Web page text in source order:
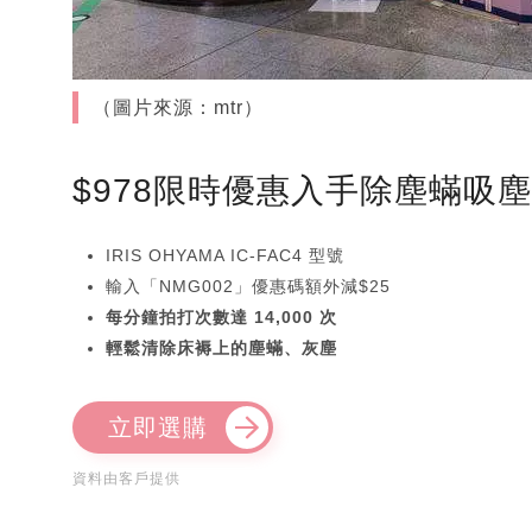
（圖片來源：mtr）
$978限時優惠入手除塵蟎吸
IRIS OHYAMA IC-FAC4 型號
輸入「NMG002」優惠碼額外減$25
每分鐘拍打次數達 14,000 次
輕鬆清除床褥上的塵蟎、灰塵
立即選購
資料由客戶提供